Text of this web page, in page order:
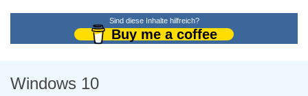
Sind diese Inhalte hilfreich?
Buy me a coffee
Windows 10